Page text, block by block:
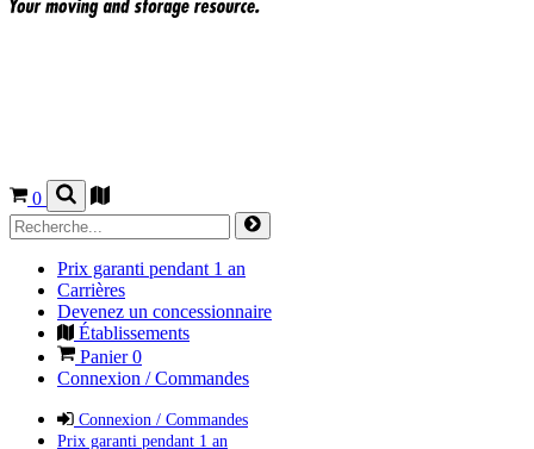
0
Prix garanti pendant 1 an
Carrières
Devenez un concessionnaire
Établissements
Panier0
Connexion / Commandes
Connexion / Commandes
Prix garanti pendant 1 an